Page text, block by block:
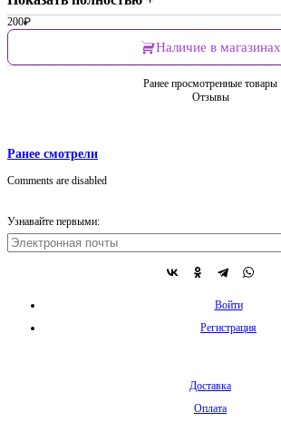
200₽
Наличие в магазинах
Ранее просмотренные товары
Отзывы
Ранее смотрели
Comments are disabled
Узнавайте первыми:
Войти
Регистрация
Доставка
Оплата